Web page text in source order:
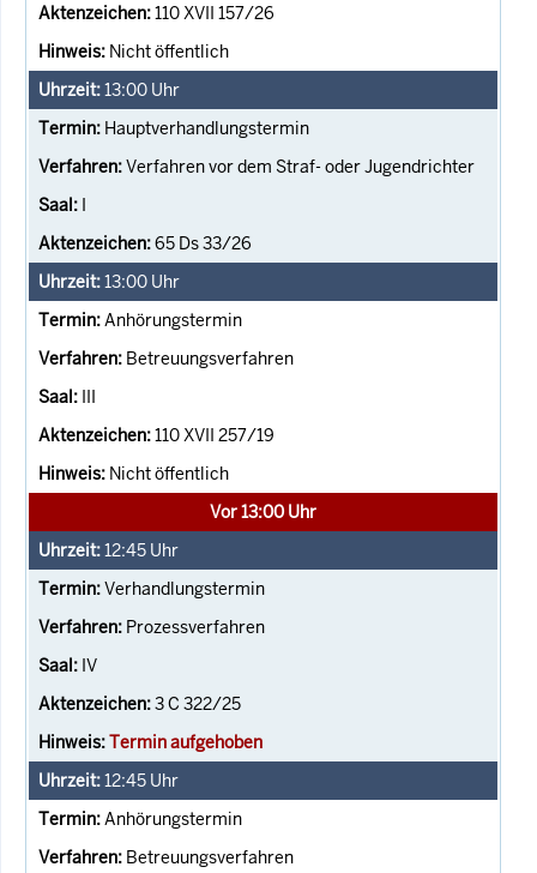
110 XVII 157/26
Nicht öffentlich
13:00 Uhr
Hauptverhandlungstermin
Verfahren vor dem Straf- oder Jugendrichter
I
65 Ds 33/26
13:00 Uhr
Anhörungstermin
Betreuungsverfahren
III
110 XVII 257/19
Nicht öffentlich
Vor 13:00 Uhr
12:45 Uhr
Verhandlungstermin
Prozessverfahren
IV
3 C 322/25
Termin aufgehoben
12:45 Uhr
Anhörungstermin
Betreuungsverfahren